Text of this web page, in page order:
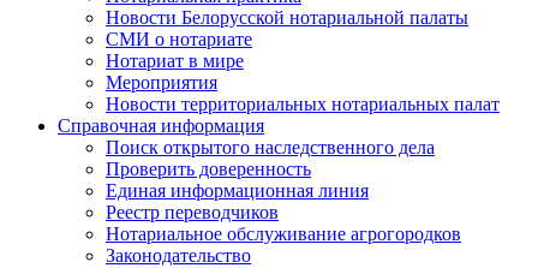
Новости Белорусской нотариальной палаты
СМИ о нотариате
Нотариат в мире
Мероприятия
Новости территориальных нотариальных палат
Справочная информация
Поиск открытого наследственного дела
Проверить доверенность
Единая информационная линия
Реестр переводчиков
Нотариальное обслуживание агрогородков
Законодательство